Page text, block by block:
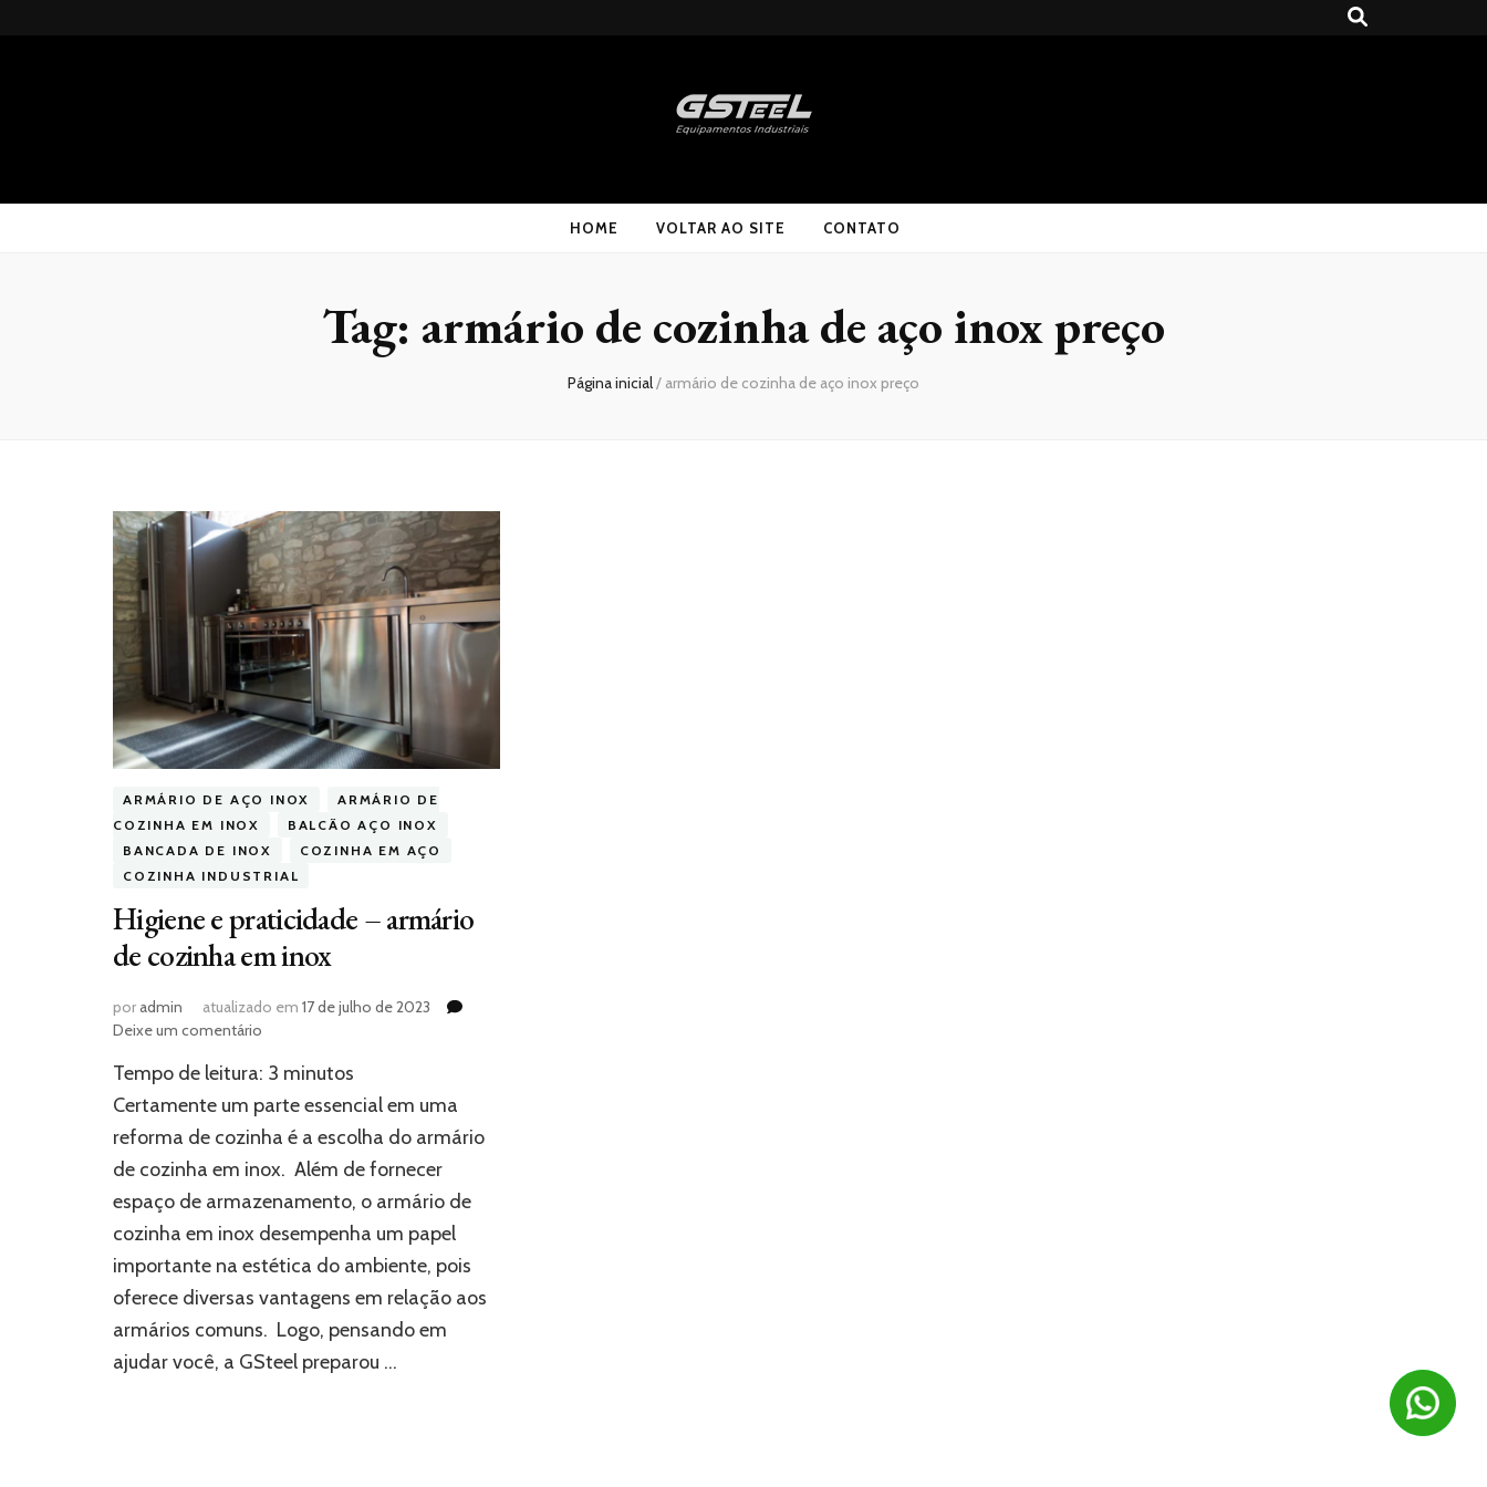
Gsteel HOME VOLTAR AO SITE CONTATO
Tag: armário de cozinha de aço inox preço
Página inicial/ armário de cozinha de aço inox preço
ARMÁRIO DE AÇO INOX
ARMÁRIO DE
COZINHA EM INOX
BALCÃO AÇO INOX
BANCADA DE INOX
COZINHA EM AÇO
COZINHA INDUSTRIAL
Higiene e praticidade – armário
de cozinha em inox
poradmin atualizado em 17 de julho de 2023
Deixe um comentário
e
praticidade
armário
de
em
inox
Tempo de leitura: 3 minutos
Certamente um parte essencial em uma
reforma de cozinha é a escolha do armário
de cozinha em inox. Além de fornecer
espaço de armazenamento, o armário de
cozinha em inox desempenha um papel
importante na estética do ambiente, pois
oferece diversas vantagens em relação aos
armários comuns. Logo, pensando em
ajudar você, a GSteel preparou …